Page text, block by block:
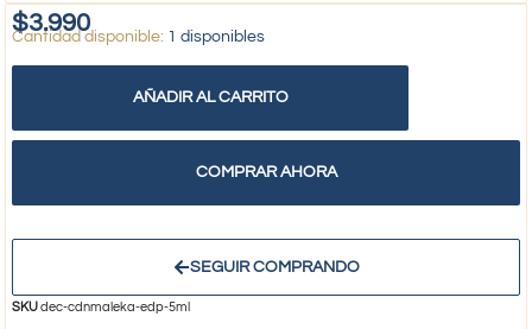
$3.990 1 disponibles
AÑADIR AL CARRITO
COMPRAR AHORA
SEGUIR COMPRANDO
SKUdec-cdnmaleka-edp-5ml